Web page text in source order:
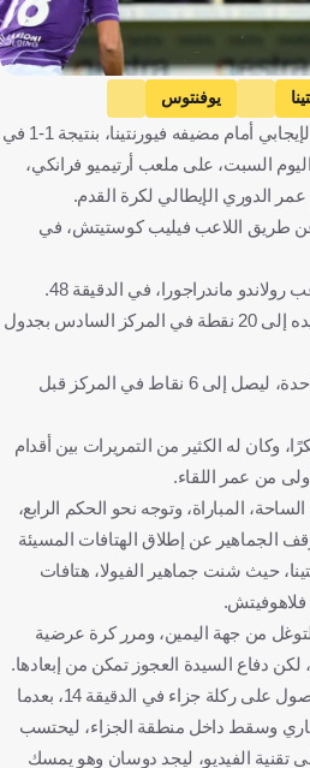
يوفنتوس
كرة قدم
سقط يوفنتوس، في فخ التعادل الإيجابي أمام مضيفه فيورنتينا، بنتيجة 1-1 في
السبت، على ملعب أرتيميو فرانكي،
عن طريق اللاعب فيليب كوستيتش، في
ماندراجورا، في الدقيقة 48.
وبهذا التعادل، رفع يوفنتوس، رصيده إلى 20 نقطة في المركز السادس بجدول
بينما حصل فيورنتينا على نقطة واحدة، ليصل إلى 6 نقاط في المركز قبل
وكان له الكثير من التمريرات بين أقدام
من عمر اللقاء.
المباراة، وتوجه نحو الحكم الرابع،
الجماهير عن إطلاق الهتافات المسيئة
حيث شنت جماهير الفيولا، هتافات
فلاهوفيتش.
من جهة اليمين، ومرر كرة عرضية
دفاع السيدة العجوز تمكن من إبعادها.
ونجح دوسان فلاهوفيتش في الحصول على ركلة جزاء في الدقيقة 14، بعدما
ماري وسقط داخل منطقة الجزاء، ليحتسب
تقنية الفيديو، ليجد دوسان وهو يمسك